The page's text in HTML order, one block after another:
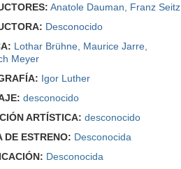
Anatole Dauman
Franz Seitz
Desconocido
Lothar Brühne Maurice Jarre
Meyer
Igor Luther
desconocido
ARTÍSTICA: desconocido
DE ESTRENO: Desconocida
Desconocida